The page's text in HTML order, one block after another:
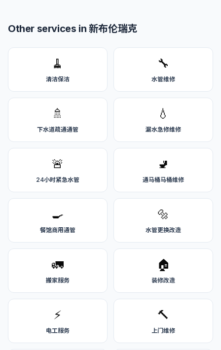
Other services in 新布伦瑞克
🧹
清洁保洁
🔧
水管维修
🚿
下水道疏通通管
💧
漏水急修维修
🚨
24小时紧急水管
🚽
通马桶马桶维修
🍳
餐馆商用通管
🔩
水管更换改造
🚛
搬家服务
🏠
装修改造
⚡
电工服务
🔨
上门维修